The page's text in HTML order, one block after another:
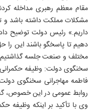
مقام معظم رهبری مداخله
مشکلات مملکت داشته باشد و
داریم.» رئیس دولت توضیح داد:
دهیم تا پاسخگو باشند این
مختلف و صنعت جلسه گذاشتیم تا
سخنگوی دولت: وظیفه
فاطمه مهاجرانی سخنگوی
روابط عمومی در این خصوص،
وی با تأکید بر اینکه
۳
۴
۱۰
۱۱
۱۷
۱۸
۲۴
۲۵
۳۱